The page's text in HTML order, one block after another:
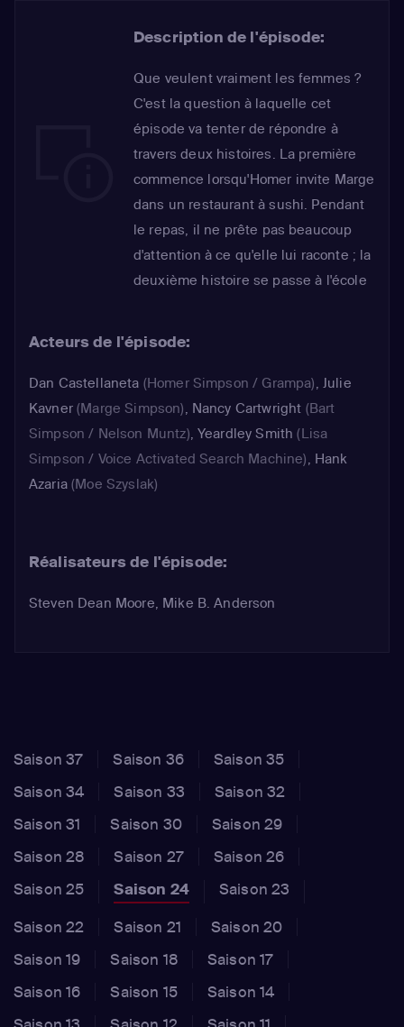
Description de l'épisode:
Que veulent vraiment les femmes ?
C'est la question à laquelle cet
épisode va tenter de répondre à
travers deux histoires. La première
commence lorsqu'Homer invite Marge
dans un restaurant à sushi. Pendant
le repas, il ne prête pas beaucoup
d'attention à ce qu'elle lui raconte ; la
deuxième histoire se passe à l'école
tenter de l'impressionner. Ce qui
n'est pas pour déplaire à la jeune
fille.
Acteurs de l'épisode:
Dan Castellaneta (Homer Simpson / Grampa), Julie
Kavner(Marge Simpson), Nancy Cartwright (Bart
Simpson / Nelson Muntz),Yeardley Smith (Lisa
Simpson / Voice Activated Search Machine), Hank
Azaria(Moe Szyslak)
Réalisateurs de l'épisode:
Steven Dean Moore, Mike B. Anderson
Saison 37 Saison 36
Saison 35
Saison 34
Saison 33
Saison 32
Saison 31
Saison 30
Saison 29
Saison 28
Saison 27
Saison 26
Saison 25
Saison 24
Saison 23
Saison 22
Saison 21
Saison 20
Saison 19
Saison 18
Saison 17
Saison 16
Saison 15
Saison 14